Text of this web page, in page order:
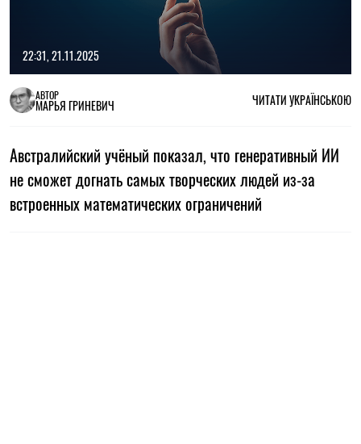
22:31, 21.11.2025
АВТОР
МАРЬЯ ГРИНЕВИЧ ЧИТАТИ УКРАЇНСЬКОЮ
Австралийский учёный показал, что генеративный ИИ
не сможет догнать самых творческих людей из-за
встроенных математических ограничений